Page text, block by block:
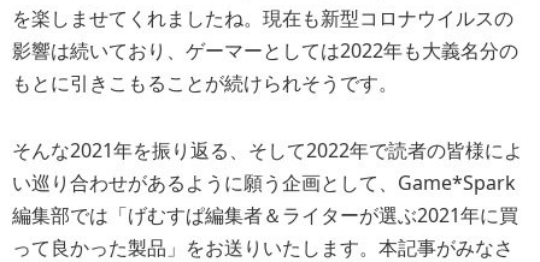
を楽しませてくれましたね。現在も新型コロナウイルスの
影響は続いており、ゲーマーとしては2022年も大義名分の
もとに引きこもることが続けられそうです。
そんな2021年を振り返る、そして2022年で読者の皆様によ
い巡り合わせがあるように願う企画として、Game*Spark
編集部では「げむすぱ編集者＆ライターが選ぶ2021年に買
って良かった製品」をお送りいたします。本記事がみなさ